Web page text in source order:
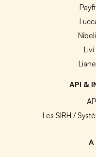
API &
Les SIRH /
A